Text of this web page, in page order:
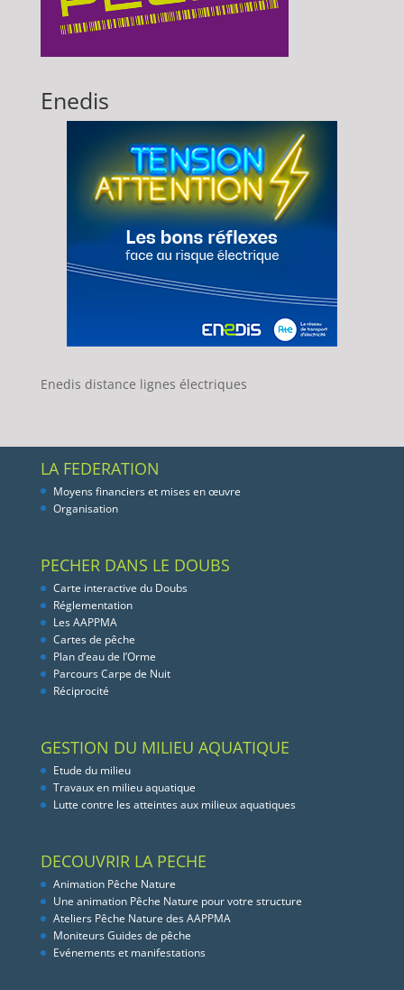
Enedis
Enedis distance lignes électriques
LA FEDERATION
Moyens financiers et mises en œuvre
Organisation
PECHER DANS LE DOUBS
Carte interactive du Doubs
Réglementation
Les AAPPMA
Cartes de pêche
Plan d’eau de l’Orme
Parcours Carpe de Nuit
Réciprocité
GESTION DU MILIEU AQUATIQUE
Etude du milieu
Travaux en milieu aquatique
Lutte contre les atteintes aux milieux aquatiques
DECOUVRIR LA PECHE
Animation Pêche Nature
Une animation Pêche Nature pour votre structure
Ateliers Pêche Nature des AAPPMA
Moniteurs Guides de pêche
Evénements et manifestations